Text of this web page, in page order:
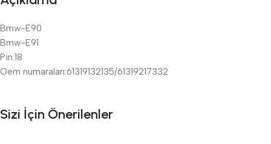
Bmw-E90
Bmw-E91
Pin:18
Oem numaraları:61319132135/61319217332
Sizi İçin Önerilenler